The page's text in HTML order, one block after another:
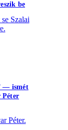
be
Szalai
— ismét
Péter
Péter.